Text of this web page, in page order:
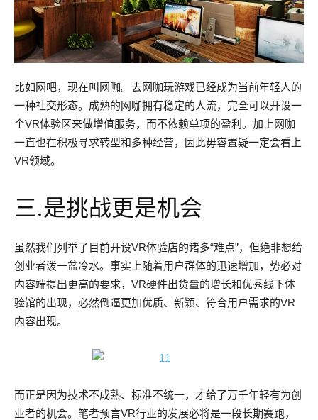
比如网吧，现在叫网咖。去网咖玩游戏已经成为当前年轻人的
一种社交形态。成熟的网咖拥有稳定的人流，完全可以开设一
个VR体验区来做增值服务，而不依赖单项的盈利。加上网咖
一直也在积极寻求转型和多种经营，因此毋容置疑一定会看上
VR领域。
三.是挑战更是机会
虽然我们列举了目前开设VR体验店的诸多“难点”，但绝非想给
创业者泼一盆冷水。事实上随着用户群体的迅速增加，势必对
内容端提出更高的要求，VR硬件出货量的增长和优秀线下体
验馆的出现，必然倒逼更加优质、新颖、符合用户需求的VR
内容出现。
而正是因为技术不成熟、标准不统一，才给了万千年轻有为创
业者的机会。笔者预言VR行业的发展必将是一段长期赛跑，